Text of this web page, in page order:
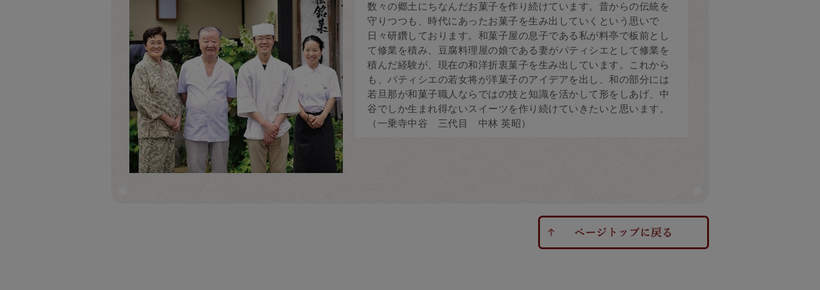
数々の郷土にちなんだお菓子を作り続けています。昔からの伝統を
守りつつも、時代にあったお菓子を生み出していくという思いで
日々研鑽しております。和菓子屋の息子である私が料亭で板前とし
て修業を積み、豆腐料理屋の娘である妻がパティシエとして修業を
積んだ経験が、現在の和洋折衷菓子を生み出しています。これから
も、パティシエの若女将が洋菓子のアイデアを出し、和の部分には
若旦那が和菓子職人ならではの技と知識を活かして形をしあげ、中
谷でしか生まれ得ないスイーツを作り続けていきたいと思います。
（一乗寺中谷 三代目 中林 英昭）